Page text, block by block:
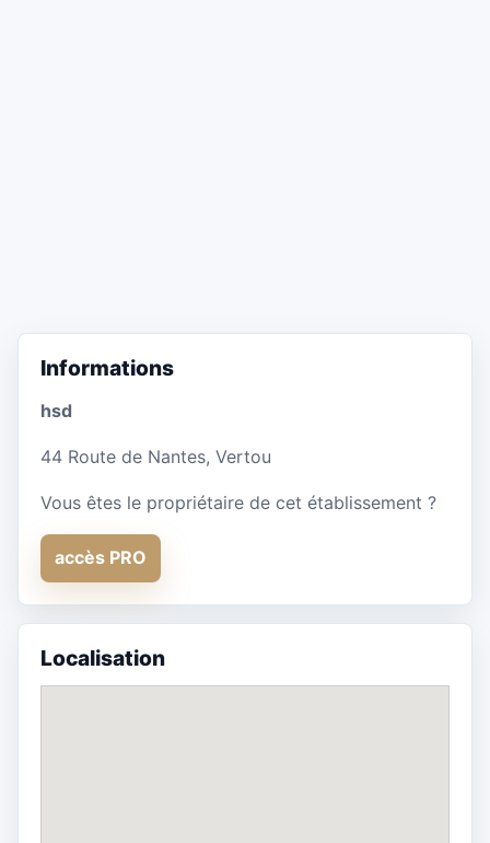
Informations
hsd
44 Route de Nantes, Vertou
Vous êtes le propriétaire de cet établissement ?
accès PRO
Localisation